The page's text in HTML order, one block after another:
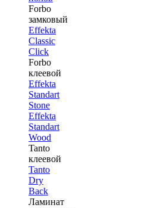
Forbo
замковый
Effekta
Classic
Click
Forbo
клеевой
Effekta
Standart
Stone
Effekta
Standart
Wood
Tanto
клеевой
Tanto
Dry
Back
Ламинат